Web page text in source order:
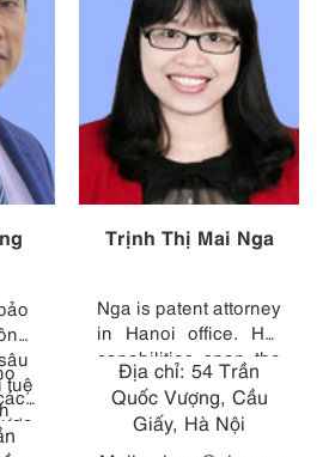
tuệ
Trịnh Thị Mai Nga
Nga is patent attorney
in Hanoi office. Her
capabilities span the
entire patent field,
from consulting with
clients and managing
Địa chỉ: 54 Trần
Quốc Vượng, Cầu
Giấy, Hà Nội